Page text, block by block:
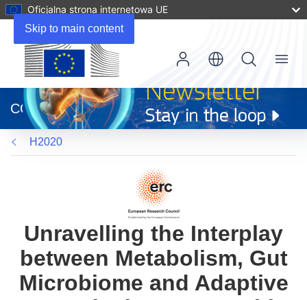
Skip to main content
Oficjalna strona internetowa UE
otworzy
się
w
nowym
oknie)
CORDIS
Menu
H2020
Unravelling the Interplay
between Metabolism, Gut
Microbiome and Adaptive